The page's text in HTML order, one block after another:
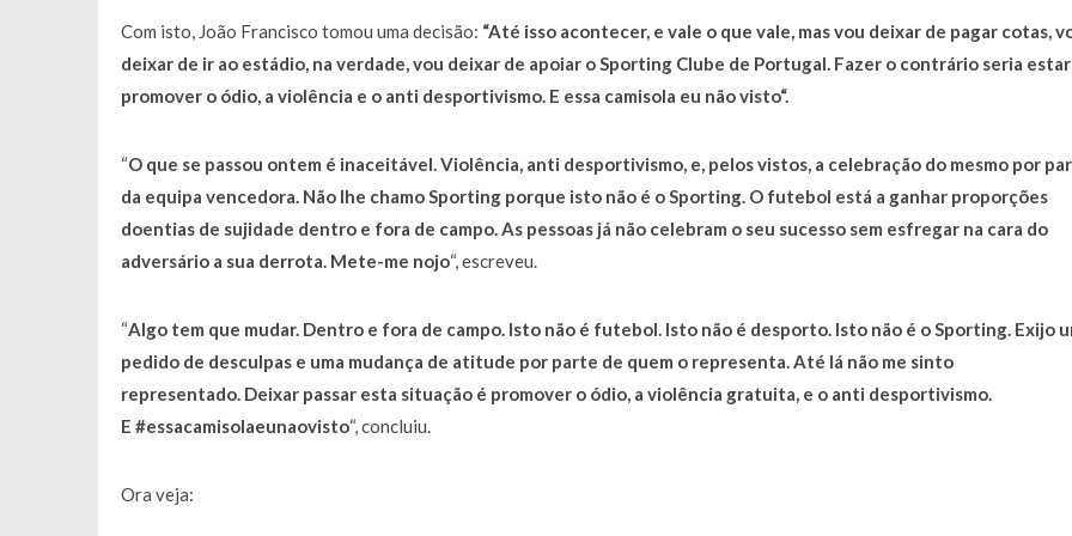
Com isto, João Francisco tomou uma decisão: “Até isso acontecer, e vale o que vale, mas vou deixar de pagar cotas,
deixar de ir ao estádio, na verdade, vou deixar de apoiar o Sporting Clube de Portugal. Fazer o contrário seria estar
promover o ódio, a violência e o anti desportivismo. E essa camisola eu não visto“.
“O que se passou ontem é inaceitável. Violência, anti desportivismo, e, pelos vistos, a celebração do mesmo por
da equipa vencedora. Não lhe chamo Sporting porque isto não é o Sporting. O futebol está a ganhar proporções
doentias de sujidade dentro e fora de campo. As pessoas já não celebram o seu sucesso sem esfregar na cara do
adversário a sua derrota. Mete-me nojo“, escreveu.
“Algo tem que mudar. Dentro e fora de campo. Isto não é futebol. Isto não é desporto. Isto não é o Sporting. Exijo
pedido de desculpas e uma mudança de atitude por parte de quem o representa. Até lá não me sinto
representado. Deixar passar esta situação é promover o ódio, a violência gratuita, e o anti desportivismo.
E #essacamisolaeunaovisto“, concluiu.
Ora veja: